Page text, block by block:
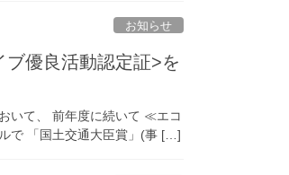
お知らせ
優良活動認定証>を
いて、 前年度に続いて ≪エコ
で 「国土交通大臣賞」(事 […]